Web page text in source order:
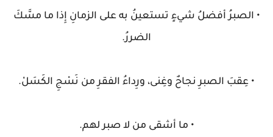
• الصبرُ أفضلُ شيءٍ تستعينُ به على الزمانِ إِذا ما مسَّكَ
الضررُ.
• عِقبَ الصبرِ نجاحٌ وغِنى، ورِداءُ الفقرِ من نَسْجِ الكَسَلْ.
• ما أشقى من لا صبر لهم.